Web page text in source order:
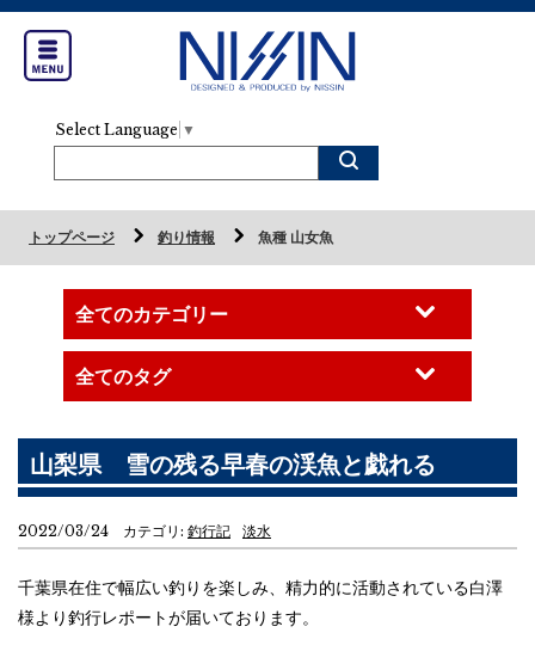
Select Language ▼
トップページ 釣り情報 魚種 山女魚
山梨県 雪の残る早春の渓魚と戯れる
2022/03/24 カテゴリ: 釣行記 淡水
千葉県在住で幅広い釣りを楽しみ、精力的に活動されている白澤
様より釣行レポートが届いております。